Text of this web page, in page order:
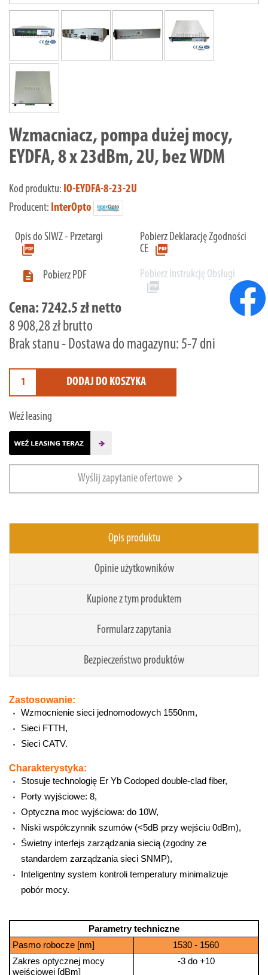
Wzmacniacz, pompa dużej mocy,
EYDFA, 8 x 23dBm, 2U, bez WDM
Kod produktu: IO-EYDFA-8-23-2U
Producent: InterOpto
Opis do SIWZ - Przetargi
picture_as_pdf
Pobierz Deklarację Zgodności
CE picture_as_pdf

Pobierz PDF Pobierz Instrukcję Obsługi
picture_as_pdf
Cena: 7242.5 zł netto
8 908,28 zł brutto
Brak stanu - Dostawa do magazynu: 5-7 dni
DODAJ DO KOSZYKA
Weź leasing
Wyślij zapytanie ofertowe chevron_right
Opis produktu
Opinie użytkowników
Kupione z tym produktem
Formularz zapytania
Bezpieczeństwo produktów
Zastosowanie:
Wzmocnienie sieci jednomodowych 1550nm,
Sieci FTTH,
Sieci CATV.
Charakterystyka:
Stosuje technologię Er Yb Codoped double-clad fiber,
Porty wyjściowe: 8,
Optyczna moc wyjściowa: do 10W,
Niski współczynnik szumów (<5dB przy wejściu 0dBm),
Świetny interfejs zarządzania siecią (zgodny ze
standardem zarządzania sieci SNMP),
Inteligentny system kontroli temperatury minimalizuje
pobór mocy.
Parametry techniczne
Pasmo robocze [nm]
1530 - 1560
Zakres optycznej mocy
wejściowej [dBm]
-3 do +10